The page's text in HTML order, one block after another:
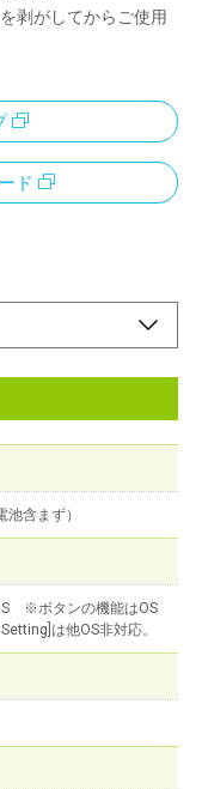
剥がしてからご使用
ド
含まず）
※ボタンの機能はOS
は他OS非対応。